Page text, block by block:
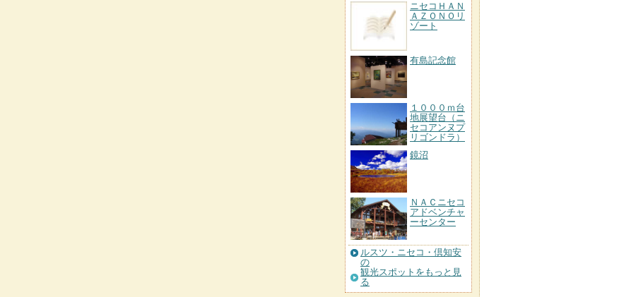
ニセコＨＡＮ
ＡＺＯＮＯリ
ゾート
有島記念館
１０００ｍ台
地展望台（ニ
セコアンヌプ
リゴンドラ）
鏡沼
ＮＡＣニセコ
アドベンチャ
ーセンター
ルスツ・ニセコ・倶知安
の
観光スポットをもっと見
る